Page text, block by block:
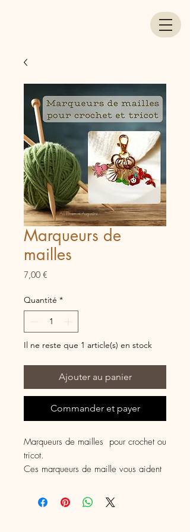
Marqueurs de
mailles
7,00 €
Quantité *
Il ne reste que 1 article(s) en stock
Ajouter au panier
Commander et payer
Marqueurs de mailles pour crochet ou
tricot.
Ces marqueurs de maille vous aident
dans votre crochet.
C' est un cadeau original à s'offrir ou